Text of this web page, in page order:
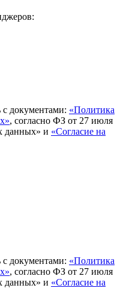
с документами: «Политика
, согласно ФЗ от 27 июля
данных» и «Согласие на
с документами: «Политика
, согласно ФЗ от 27 июля
данных» и «Согласие на